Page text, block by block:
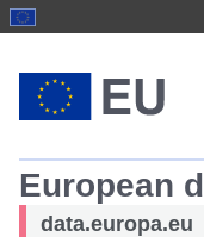
European
data.europa.eu